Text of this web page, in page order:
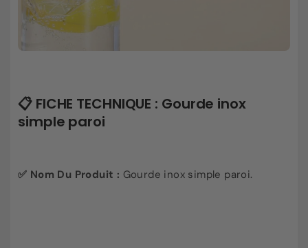
📋 FICHE TECHNIQUE : Gourde inox
simple paroi
✅ Nom Du Produit : Gourde inox simple paroi.